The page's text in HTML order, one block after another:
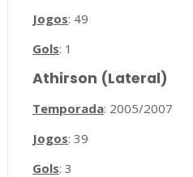
Jogos: 49
Gols: 1
Athirson (Lateral)
Temporada: 2005/2007
Jogos: 39
Gols: 3